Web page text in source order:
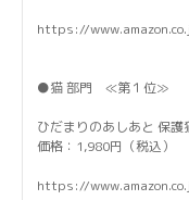
https://
●猫 部門 ≪第１位≫
ひだまりのあしあと 保
価格：1,980円（税込）
https://